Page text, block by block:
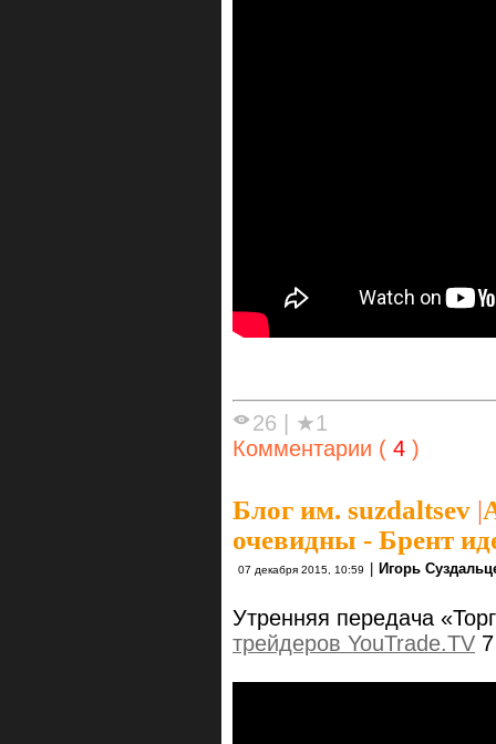
26 | ★1
Комментарии ( 4 )
Блог им. suzdaltsev |
очевидны - Брент
07 декабря 2015, 10:59 | Игорь
Утренняя передача
трейдеров YouTrade.TV